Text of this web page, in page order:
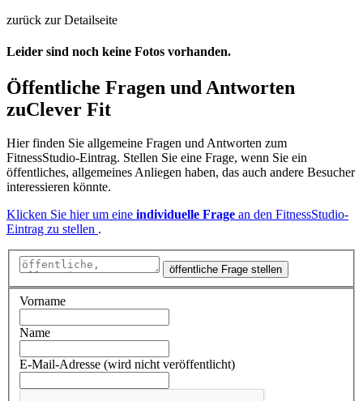
zurück zur Detailseite
Leider sind noch keine Fotos vorhanden.
Öffentliche Fragen und Antworten
zuClever Fit
Hier finden Sie allgemeine Fragen und Antworten zum
FitnessStudio-Eintrag. Stellen Sie eine Frage, wenn Sie ein
öffentliches, allgemeines Anliegen haben, das auch andere Besucher
interessieren könnte.
Klicken Sie hier um eine individuelle Frage an den FitnessStudio-
Eintrag zu stellen .
öffentliche Frage stellen
Vorname
Name
E-Mail-Adresse (wird nicht veröffentlicht)